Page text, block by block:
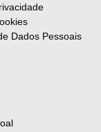
Dados Pessoais